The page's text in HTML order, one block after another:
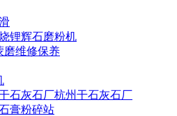
锂辉石磨粉机
磨维修保养
石灰石厂杭州干石灰石厂
膏粉碎站